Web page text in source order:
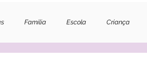
Família Escola Criança